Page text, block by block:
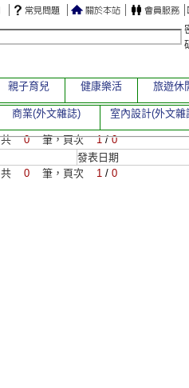
0 筆，頁次1/0
發表日期
0 筆，頁次 1 / 0
親子育兒 健康樂活 旅遊休
商業(外文雜誌) 室內設計(外文雜